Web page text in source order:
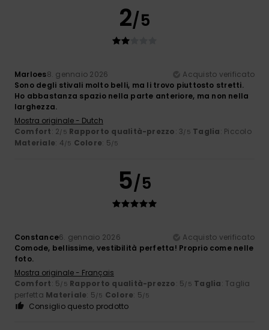
2/5
Marloes8. gennaio 2026
Acquisto verificato
Sono degli stivali molto belli, ma li trovo piuttosto stretti.
Ho abbastanza spazio nella parte anteriore, ma non nella
larghezza.
Mostra originale - Dutch
Comfort: 2/5 Rapporto qualità-prezzo: 3/5 Taglia: Piccolo
Materiale: 4/5 Colore: 5/5
5/5
Constance6. gennaio 2026
Acquisto verificato
Comode, bellissime, vestibilità perfetta! Proprio come nelle
foto.
Mostra originale - Français
Comfort: 5/5 Rapporto qualità-prezzo: 5/5 Taglia: Taglia
perfetta Materiale: 5/5 Colore: 5/5
Consiglio questo prodotto